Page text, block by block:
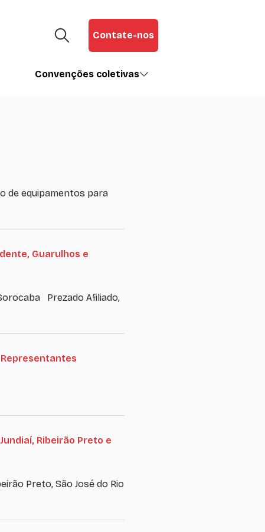
Contate-nos
Convenções coletivas
de equipamentos para
Guarulhos e
Prezado Afiliado,
Ribeirão Preto e
Preto, São José do Rio